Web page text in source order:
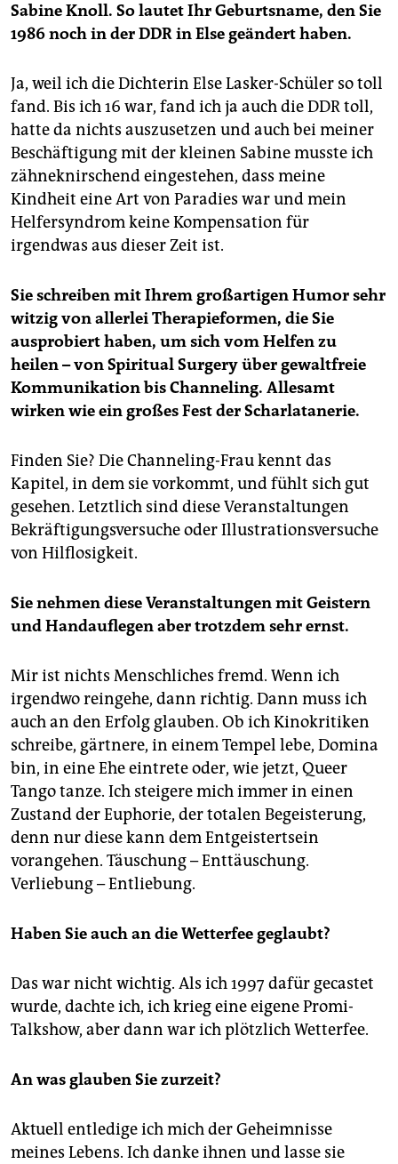
Sabine Knoll. So lautet Ihr Geburtsname, den Sie
1986 noch in der DDR in Else geändert haben.
Ja, weil ich die Dichterin Else Lasker-Schüler so toll
fand. Bis ich 16 war, fand ich ja auch die DDR toll,
hatte da nichts auszusetzen und auch bei meiner
Beschäftigung mit der kleinen Sabine musste ich
zähneknirschend eingestehen, dass meine
Kindheit eine Art von Paradies war und mein
Helfersyndrom keine Kompensation für
irgendwas aus dieser Zeit ist.
Sie schreiben mit Ihrem großartigen Humor sehr
witzig von allerlei Therapieformen, die Sie
ausprobiert haben, um sich vom Helfen zu
heilen – von Spiritual Surgery über gewaltfreie
Kommunikation bis Channeling. Allesamt
wirken wie ein großes Fest der Scharlatanerie.
Finden Sie? Die Channeling-Frau kennt das
Kapitel, in dem sie vorkommt, und fühlt sich gut
gesehen. Letztlich sind diese Veranstaltungen
Bekräftigungsversuche oder Illustrationsversuche
von Hilflosigkeit.
Sie nehmen diese Veranstaltungen mit Geistern
und Handauflegen aber trotzdem sehr ernst.
Mir ist nichts Menschliches fremd. Wenn ich
irgendwo reingehe, dann richtig. Dann muss ich
auch an den Erfolg glauben. Ob ich Kinokritiken
schreibe, gärtnere, in einem Tempel lebe, Domina
bin, in eine Ehe eintrete oder, wie jetzt, Queer
Tango tanze. Ich steigere mich immer in einen
Zustand der Euphorie, der totalen Begeisterung,
denn nur diese kann dem Entgeistertsein
vorangehen. Täuschung – Enttäuschung.
Verliebung – Entliebung.
Haben Sie auch an die Wetterfee geglaubt?
Das war nicht wichtig. Als ich 1997 dafür gecastet
wurde, dachte ich, ich krieg eine eigene Promi-
Talkshow, aber dann war ich plötzlich Wetterfee.
An was glauben Sie zurzeit?
Aktuell entledige ich mich der Geheimnisse
meines Lebens. Ich danke ihnen und lasse sie